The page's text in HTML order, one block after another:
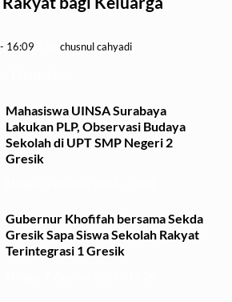
16:09 chusnul cahyadi
Mahasiswa UINSA Surabaya
Lakukan PLP, Observasi Budaya
Sekolah di UPT SMP Negeri 2
Gresik
Gubernur Khofifah bersama Sekda
Gresik Sapa Siswa Sekolah Rakyat
Terintegrasi 1 Gresik